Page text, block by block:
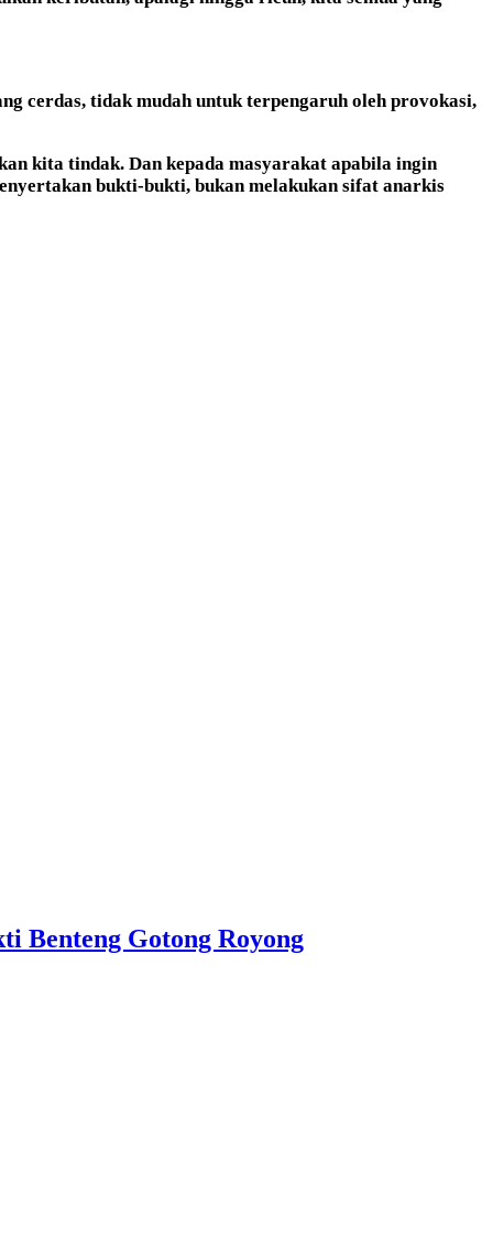
cerdas, tidak mudah untuk terpengaruh oleh provokasi,
kita tindak. Dan kepada masyarakat apabila ingin
bukti-bukti, bukan melakukan sifat anarkis
Benteng Gotong Royong